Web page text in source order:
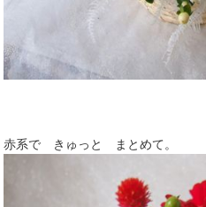
赤系で きゅっと まとめて。